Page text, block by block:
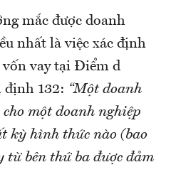
mắc được doanh
nhất là việc xác định
vốn vay tại Điểm d
định 132: “Một doanh
một doanh nghiệp
kỳ hình thức nào (bao
từ bên thứ ba được đảm